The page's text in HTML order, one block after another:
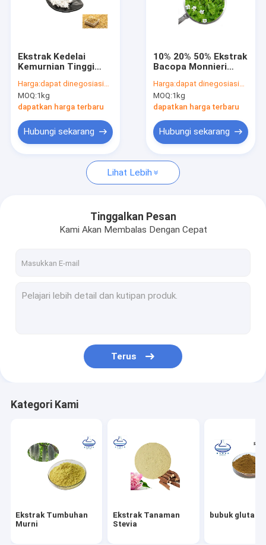
Tentang kami
Hubungi kami
Permintaan Penawaran
Ekstrak Tumbuhan Murni
bubuk glutathione
bubuk Taxifolin
Serbuk Asam Klorogenik
Ekstrak Licorice Organik
Bubuk Serat Makanan
Bubuk Pemanis
Ekstrak Kedelai
Kemurnian Tinggi
486-66-8
Harga:dapat dinegosiasikan
MOQ:1kg
dapatkan harga terbaru
Hubungi sekarang
10% 20% 50% Ekstrak
Bacopa Monnieri
Bacopaside
Harga:dapat dinegosiasikan
MOQ:1kg
dapatkan harga terbaru
Hubungi sekarang
Lihat Lebih
Tinggalkan Pesan
Kami Akan Membalas Dengan Cepat
Terus
Kategori Kami
Ekstrak Tumbuhan
Murni
Ekstrak Tanaman
Stevia
bubuk